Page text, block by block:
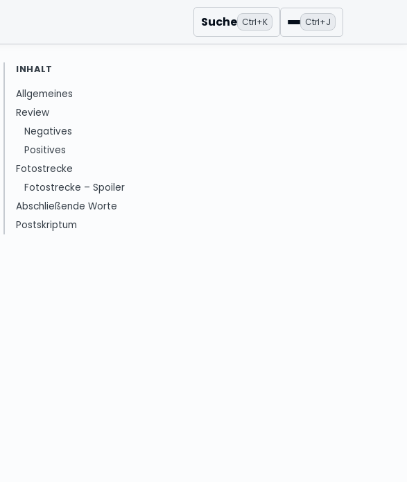
Suche Ctrl+K Ctrl+J
Menü
INHALT
Allgemeines
Review
Negatives
Positives
Fotostrecke
Fotostrecke – Spoiler
Abschließende Worte
Postskriptum